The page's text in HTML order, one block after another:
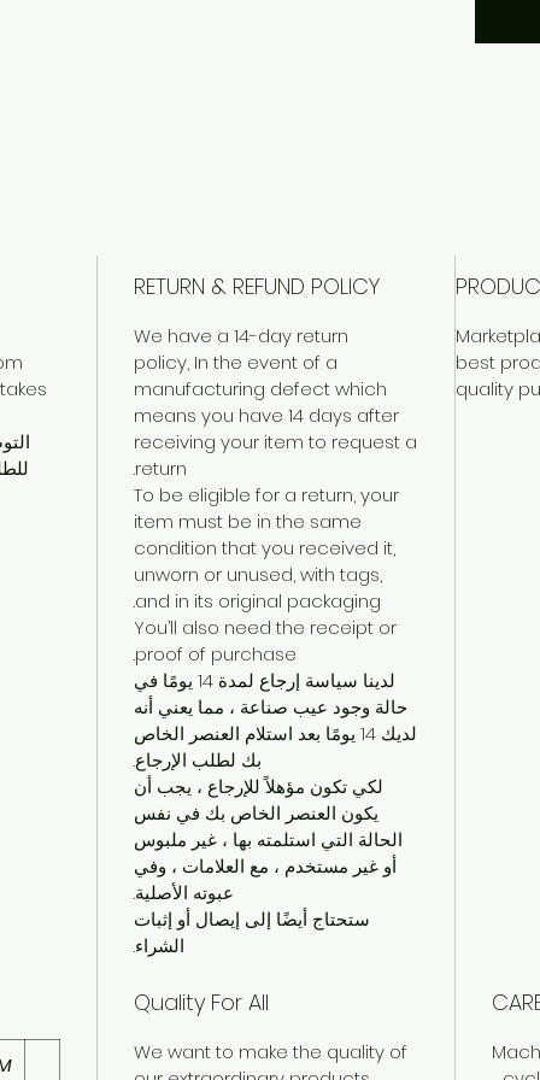
best
quality
RETURN & REFUND POLICY
We have a 14-day return
policy, In the event of a
manufacturing defect which
means you have 14 days after
receiving your item to request a
return.
To be eligible for a return, your
item must be in the same
condition that you received it,
unworn or unused, with tags,
and in its original packaging.
You’ll also need the receipt or
proof of purchase.
لدينا سياسة إرجاع لمدة 14 يومًا في
حالة وجود عيب صناعة ، مما يعني أنه
لديك 14 يومًا بعد استلام العنصر الخاص
بك لطلب الإرجاع.
لكي تكون مؤهلاً للإرجاع ، يجب أن
يكون العنصر الخاص بك في نفس
الحالة التي استلمته بها ، غير ملبوس
أو غير مستخدم ، مع العلامات ، وفي
عبوته الأصلية.
ستحتاج أيضًا إلى إيصال أو إثبات
الشراء.
Quality For All
We want to make the quality of